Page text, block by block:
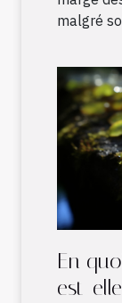
malgré
En
est-